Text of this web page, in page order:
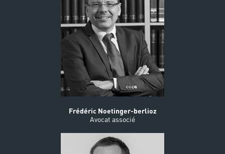
Frédéric Noetinger-berlioz
Avocat associé